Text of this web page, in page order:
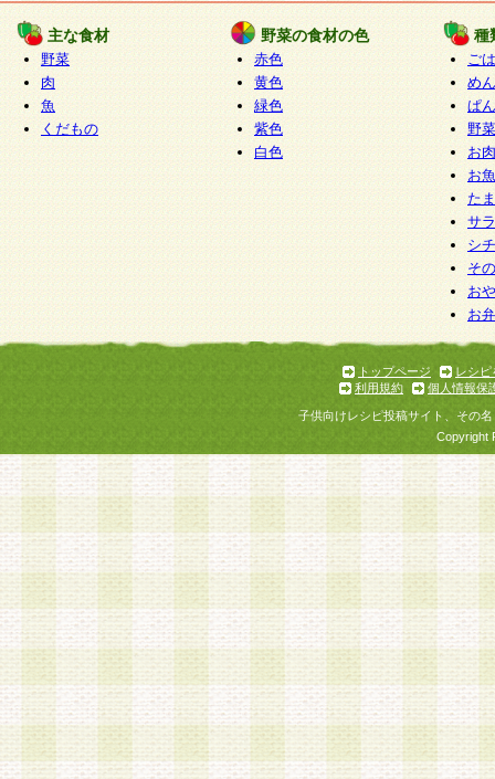
主な食材
野菜
肉
魚
くだもの
野菜の食材の色
赤色
黄色
緑色
紫色
白色
種
ご
めん
ぱん
野
お
お
た
サ
シ
そ
お
お
トップページ
レシピ
利用規約
個人情報保
子供向けレシピ投稿サイト、その
Copyright